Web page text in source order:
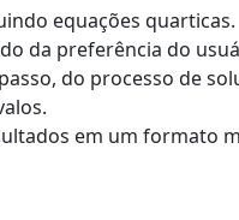
equações quarticas.
da preferência do
do processo de
em um formato